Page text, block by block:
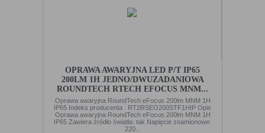
OPRAWA AWARYJNA LED P/T IP65
200LM 1H JEDNO/DWUZADANIOWA
ROUNDTECH RTECH EFOCUS MNM...
Oprawa awaryjna RoundTech eFocus 200lm MNM 1H
IP65 Indeks producenta : RT2RSEO200STF1HIP Opis
Oprawa awaryjna RoundTech eFocus 200lm MNM 1H
IP65 Zawiera źródło światła: tak Napięcie znamionowe:
220...